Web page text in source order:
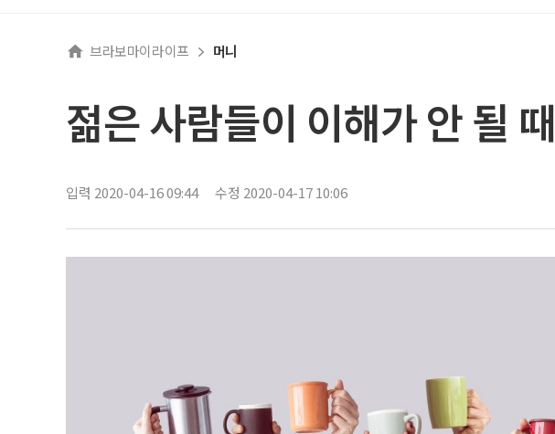
브라보마이라이프 머니
젊은 사람들이 이해가 안 될 때
입력 2020-04-16 09:44 수정 2020-04-17 10:06